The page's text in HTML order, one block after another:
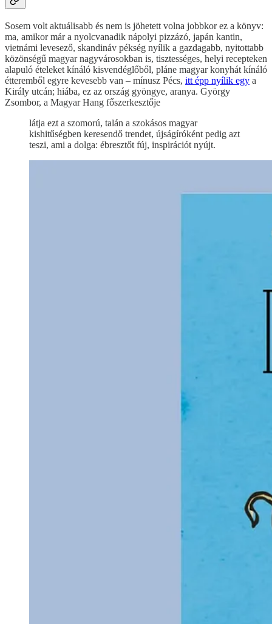
Sosem volt aktuálisabb és nem is jöhetett volna jobbkor ez a könyv:
ma, amikor már a nyolcvanadik nápolyi pizzázó, japán kantin,
vietnámi levesező, skandináv pékség nyílik a gazdagabb, nyitottabb
közönségű magyar nagyvárosokban is, tisztességes, helyi recepteken
alapuló ételeket kínáló kisvendéglőből, pláne magyar konyhát kínáló
étteremből egyre kevesebb van – mínusz Pécs, itt épp nyílik egy a
Király utcán; hiába, ez az ország gyöngye, aranya. György
Zsombor, a Magyar Hang főszerkesztője
látja ezt a szomorú, talán a szokásos magyar
kishitűségben keresendő trendet, újságíróként pedig azt
teszi, ami a dolga: ébresztőt fúj, inspirációt nyújt.